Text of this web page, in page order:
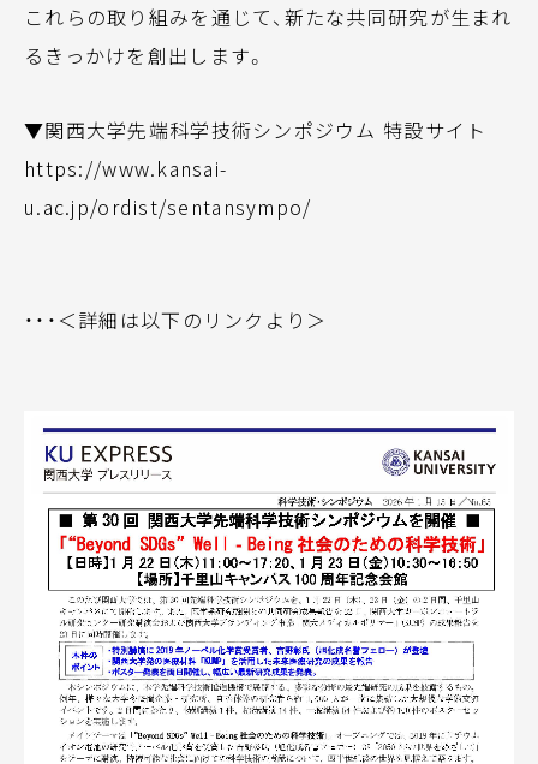
これらの取り組みを通じて、新たな共同研究が生まれ
るきっかけを創出します。
▼関西大学先端科学技術シンポジウム 特設サイト
https://www.kansai-
u.ac.jp/ordist/sentansympo/
・・・＜詳細は以下のリンクより＞